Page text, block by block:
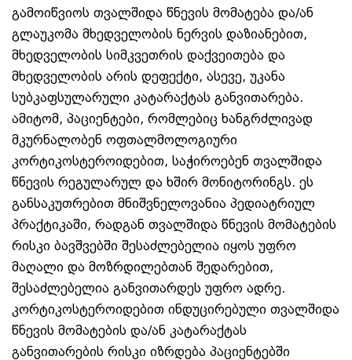
გამოიწვიოს თვალშიდა წნევის მომატება და/ან
გლაუკომა მხედველობის ნერვის დაზიანებით,
მხედველობის სიმკვეთრის დაქვეითება და
მხედველობის არის დეფექტი, ასევე, უკანა
სუბკაფსულარული კატარაქტას განვითარება.
ამიტომ, პაციენტები, რომლებიც ხანგრძლივად
მკურნალობენ ოფთალმოლოგიური
კორტიკოსტეროიდებით, საჭიროებენ თვალშიდა
წნევის რეგულარულ და ხშირ მონიტორინგს. ეს
განსაკუთრებით მნიშვნელოვანია პედიატრიულ
პრაქტიკაში, რადგან თვალშიდა წნევის მომატების
რისკი ბავშვებში შესაძლებელია იყოს უფრო
მაღალი და მოზრდილებთან შედარებით,
შესაძლებელია განვითარდეს უფრო ადრე.
კორტიკოსტეროიდებით ინდუცირებული თვალშიდა
წნევის მომატების და/ან კატარაქტას
განვითარების რისკი იზრდება პაციენტებში